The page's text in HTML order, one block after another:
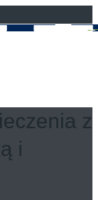
z
i